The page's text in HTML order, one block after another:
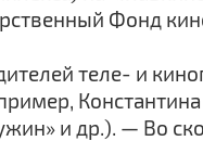
Фонд
теле- и
и др.). — Во